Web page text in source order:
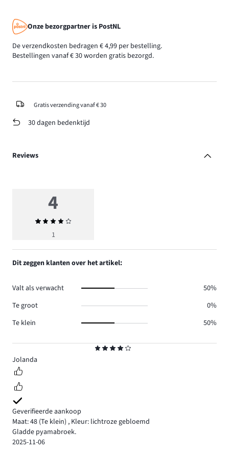
Onze bezorgpartner is PostNL
De verzendkosten bedragen € 4,99 per bestelling.
Bestellingen vanaf € 30 worden gratis bezorgd.
Gratis verzending vanaf € 30
30 dagen bedenktijd
Reviews
4
Jolanda
Geverifieerde aankoop
Maat: 48 (Te klein) , Kleur: lichtroze gebloemd
Gladde pyamabroek.
2025-11-06
4
Gemiddelde
beoordeling
1
Dit zeggen klanten over het artikel:
Valt als verwacht
50%
Te groot
0%
Te klein
50%